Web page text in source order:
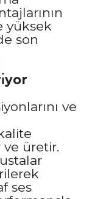
yüksek
son
ve
ve üretir.
ses